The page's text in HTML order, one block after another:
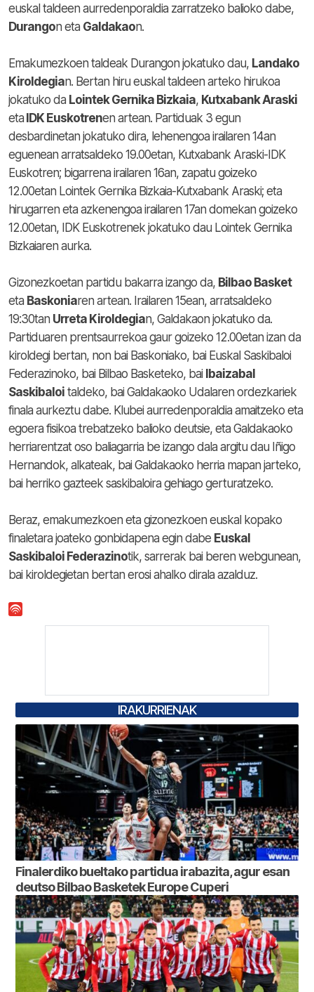
euskal taldeen aurredenporaldia zarratzeko balioko dabe,
Durangon eta Galdakaon.
Emakumezkoen taldeak Durangon jokatuko dau, Landako
Kiroldegian. Bertan hiru euskal taldeen arteko hirukoa
jokatuko da Lointek Gernika Bizkaia, Kutxabank Araski
eta IDK Euskotrenen artean. Partiduak 3 egun
desbardinetan jokatuko dira, lehenengoa irailaren 14an
eguenean arratsaldeko 19.00etan, Kutxabank Araski-IDK
Euskotren; bigarrena irailaren 16an, zapatu goizeko
12.00etan Lointek Gernika Bizkaia-Kutxabank Araski; eta
hirugarren eta azkenengoa irailaren 17an domekan goizeko
12.00etan, IDK Euskotrenek jokatuko dau Lointek Gernika
Bizkaiaren aurka.
Gizonezkoetan partidu bakarra izango da, Bilbao Basket
eta Baskoniaren artean. Irailaren 15ean, arratsaldeko
19:30tan Urreta Kiroldegian, Galdakaon jokatuko da.
Partiduaren prentsaurrekoa gaur goizeko 12.00etan izan da
kiroldegi bertan, non bai Baskoniako, bai Euskal Saskibaloi
Federazinoko, bai Bilbao Basketeko, bai Ibaizabal
Saskibaloi taldeko, bai Galdakaoko Udalaren ordezkariek
finala aurkeztu dabe. Klubei aurredenporaldia amaitzeko eta
egoera fisikoa trebatzeko balioko deutsie, eta Galdakaoko
herriarentzat oso baliagarria be izango dala argitu dau Iñigo
Hernandok, alkateak, bai Galdakaoko herria mapan jarteko,
bai herriko gazteek saskibaloira gehiago gerturatzeko.
Beraz, emakumezkoen eta gizonezkoen euskal kopako
finaletara joateko gonbidapena egin dabe Euskal
Saskibaloi Federazinotik, sarrerak bai beren webgunean,
bai kiroldegietan bertan erosi ahalko dirala azalduz.
IRAKURRIENAK
Finalerdiko bueltako partidua irabazita, agur esan
deutso Bilbao Basketek Europe Cuperi